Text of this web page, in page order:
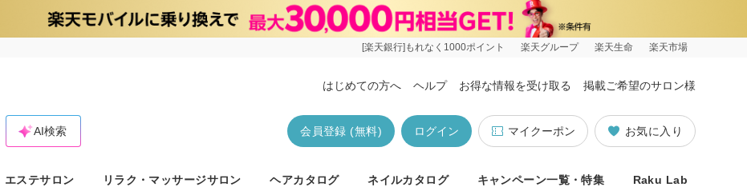
[楽天銀行]もれなく1000ポイント 楽天グループ 楽天生命 楽天市場
はじめての方へ ヘルプ お得な情報を受け取る 掲載ご希望のサロン様
お気に入り
マイクーポン
ログイン
会員登録 (無料)
AI検索
エステサロン リラク・マッサージサロン ヘアカタログ ネイルカタログ キャンペーン一覧・特集 Raku Lab